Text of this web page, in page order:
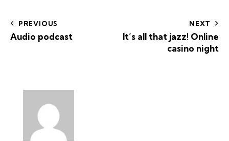
PREVIOUS
Audio podcast
NEXT
It’s all that jazz! Online
casino night